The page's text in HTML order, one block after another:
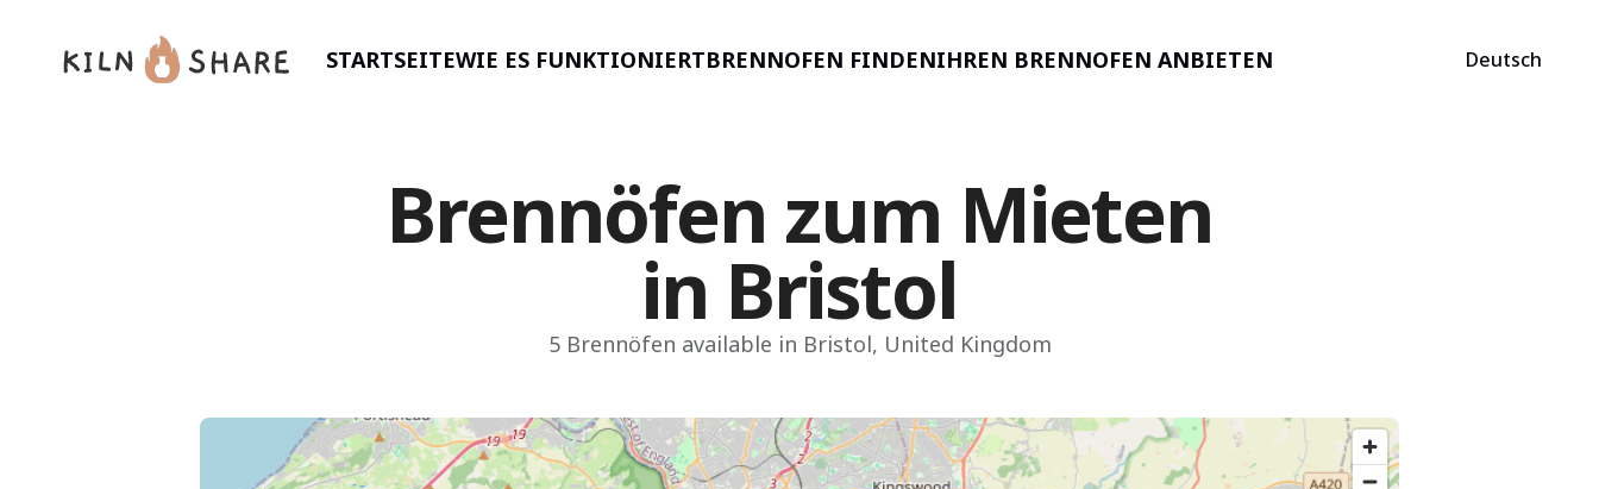
STARTSEITEWIE ES FUNKTIONIERTBRENNOFEN FINDENIHREN BRENNOFEN ANBIETEN Deutsch
Brennöfen zum Mieten
in Bristol
5 Brennöfen available in Bristol, United Kingdom